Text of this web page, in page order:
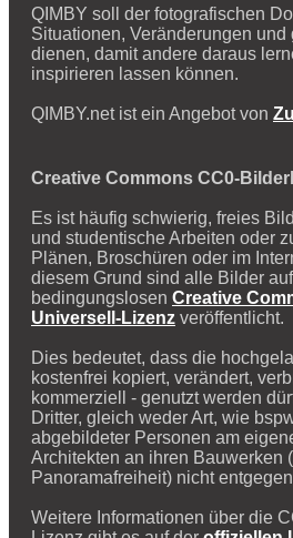
QIMBY soll der fotografischen
Situationen, Veränderungen
dienen, damit andere daraus
inspirieren lassen können.
QIMBY.net ist ein Angebot von
Creative Commons CC0-
Es ist häufig schwierig, freies
und studentische Arbeiten oder
Plänen, Broschüren oder im
diesem Grund sind alle Bilder
bedingungslosen Creative
Universell-Lizenz veröffentlicht.
Dies bedeutet, dass die
kostenfrei kopiert, verändert,
kommerziell - genutzt werden
Dritter, gleich weder Art, wie
abgebildeter Personen am
Architekten an ihren Bauwerken
Panoramafreiheit) nicht
Weitere Informationen über die